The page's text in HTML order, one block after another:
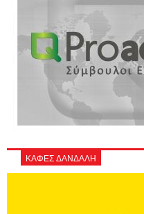
ΚΑΦΕΣ ΔΑΝΔΑΛΗ